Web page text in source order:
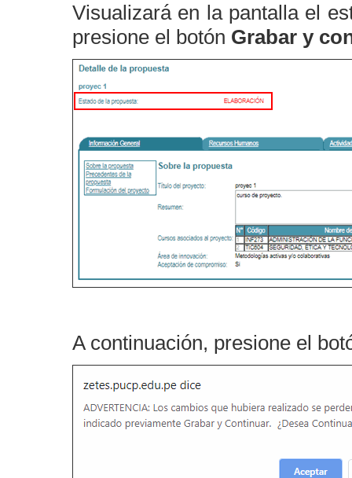
Visualizará en la pantalla el
presione el botón Grabar y
A continuación, presione el